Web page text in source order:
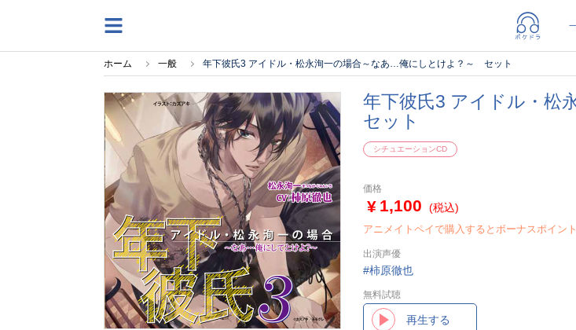
ホーム 一般 年下彼氏3 アイドル・松永洵一の場合～なあ…俺にしとけよ？～ セット
年下彼氏3 アイドル・
セット
シチュエーションCD
価格
1,100 (税込)
アニメイトペイで購入するとボーナスポイン
出演声優
柿原徹也
無料試聴
再生する